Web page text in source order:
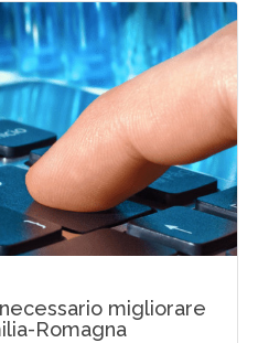
migliorare
Romagna